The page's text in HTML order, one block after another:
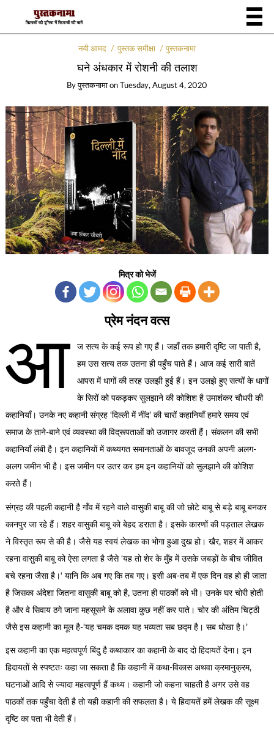
नयी आमद पुस्तक समीक्षा पुस्तकनामा
घने अंधकार में रोशनी की तलाश
Byपुस्तकनामा on Tuesday, August 4, 2020
मित्र को भेजें
प्रेम नंदन वत्स
आ
ज सत्य के कई रूप हो गए हैं। जहाँ तक हमारी दृष्टि जा पाती है,
हम उस सत्य तक उतना ही पहुँच पाते हैं। आज कई सारी बातें
आपस में धागों की तरह उलझी हुई हैं। इन उलझे हुए सत्यों के धागों
के सिरों को पकड़कर सुलझाने की कोशिश है उमाशंकर चौधरी की
कहानियाँ। उनके नए कहानी संग्रह ‘दिल्ली में नींद’ की चारों कहानियाँ हमारे समय एवं
समाज के ताने-बाने एवं व्यवस्था की विद्रूपताओं को उजागर करती हैं। संकलन की सभी
कहानियाँ लंबी है। इन कहानियों में कथ्यगत समानताओं के बावजूद उनकी अपनी अलग-
अलग जमीन भी है। इस जमीन पर उतर कर हम इन कहानियों को सुलझाने की कोशिश
करते हैं।
संग्रह की पहली कहानी है गाँव में रहने वाले वासुकी बाबू की जो छोटे बाबू से बड़े बाबू बनकर
कानपुर जा रहे हैं। शहर वासुकी बाबू को बेहद डराता है। इसके कारणों की पड़ताल लेखक
ने विस्तृत रूप से की है। जैसे यह स्वयं लेखक का भोगा हुआ दुख हो। खैर, शहर में आकर
रहना वासुकी बाबू को ऐसा लगता है जैसे ‘यह तो शेर के मुँह में उसके जबड़ों के बीच जीवित
बचे रहना जैसा है।‘ यानि कि अब गए कि तब गए। इसी अब-तब में एक दिन वह हो ही जाता
है जिसका अंदेशा जितना वासुकी बाबू को है, उतना ही पाठकों को भी। उनके घर चोरी होती
है और वे सिवाय ठगे जाना महसूसने के अलावा कुछ नहीं कर पाते। चोर की अंतिम चिट्ठी
जैसे इस कहानी का मूल है-‘यह चमक दमक यह भव्यता सब छद्म है। सब धोखा है।’
इस कहानी का एक महत्वपूर्ण बिंदु है कथाकार का कहानी के बाद दो हिदायतें देना। इन
हिदायतों से स्पष्टतः कहा जा सकता है कि कहानी में कथा-विकास अथवा क्रमानुक्रम,
घटनाओं आदि से ज्यादा महत्वपूर्ण हैं कथ्य। कहानी जो कहना चाहती है अगर उसे वह
पाठकों तक पहुँचा देती है तो यही कहानी की सफलता है। ये हिदायतें हमें लेखक की सूक्ष्म
दृष्टि का पता भी देती हैं।